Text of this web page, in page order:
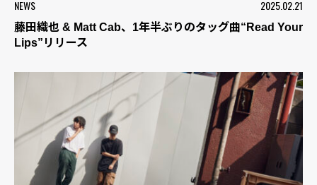
NEWS 2025.02.21
藤田織也 & Matt Cab、1年半ぶりのタッグ曲“Read Your
Lips”リリース